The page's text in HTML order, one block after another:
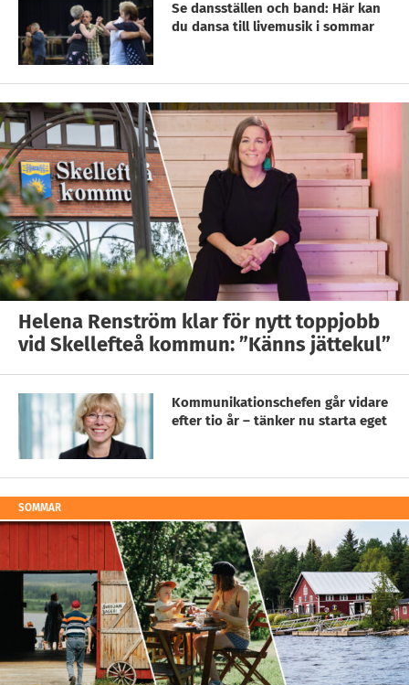
Se dansställen och band: Här kan
du dansa till livemusik i sommar
Helena Renström klar för nytt toppjobb
vid Skellefteå kommun: ”Känns jättekul”
Kommunikationschefen går vidare
efter tio år – tänker nu starta eget
SOMMAR